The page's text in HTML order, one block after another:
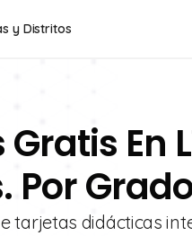
y Distritos
En
Por
tarjetas didácticas